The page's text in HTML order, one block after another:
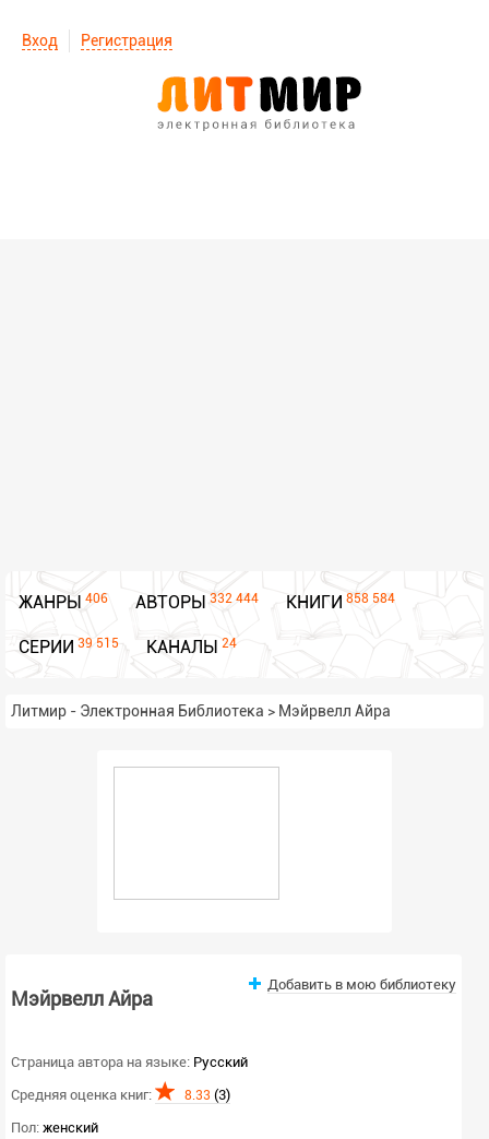
Вход Регистрация
ЖАНРЫ 406 АВТОРЫ 332 444 КНИГИ 858 584
СЕРИИ 39 515 КАНАЛЫ 24
Литмир - Электронная Библиотека > Мэйрвелл Айра
Мэйрвелл Айра
Добавить в мою библиотеку
Страница автора на языке: Русский
Средняя оценка книг:
8.33 (3)
Пол: женский